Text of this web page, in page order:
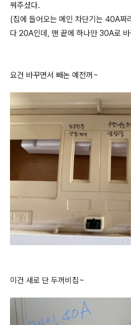
꿔주셨다.
(집에 들어오는 메인 차단기는 40A짜
다 20A인데, 맨 끝에 하나만 30A로
요건 바꾸면서 빼논 예전꺼~
이건 새로 단 두꺼비집~